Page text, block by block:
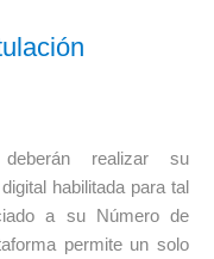
deberán realizar su
habilitada para tal
a su Número de
permite un solo